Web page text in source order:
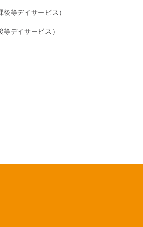
等デイサービス）
デイサービス）